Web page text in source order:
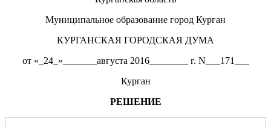
Муниципальное образование город Курган
КУРГАНСКАЯ ГОРОДСКАЯ ДУМА
от «_24_»_______августа 2016________ г. N___171___
Курган
РЕШЕНИЕ